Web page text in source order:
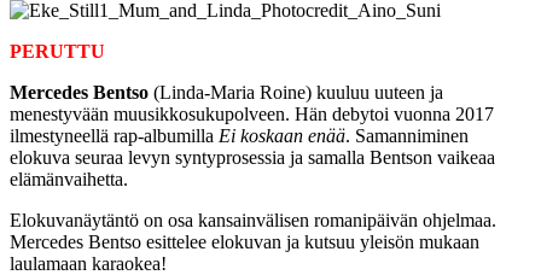
PERUTTU
Mercedes Bentso (Linda-Maria Roine) kuuluu uuteen ja
menestyvään muusikkosukupolveen. Hän debytoi vuonna 2017
ilmestyneellä rap-albumilla Ei koskaan enää. Samanniminen
elokuva seuraa levyn syntyprosessia ja samalla Bentson vaikeaa
elämänvaihetta.
Elokuvanäytäntö on osa kansainvälisen romanipäivän ohjelmaa.
Mercedes Bentso esittelee elokuvan ja kutsuu yleisön mukaan
laulamaan karaokea!